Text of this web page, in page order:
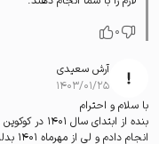
0
آرش سعیدی
۱۴۰۳/۰۱/۲۵
با سلام و احترام
بنده از